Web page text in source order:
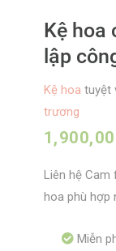
Kệ hoa
lập
Kệ hoa tuyệt
trương
Liên hệ
hoa phù hợp
Miễn